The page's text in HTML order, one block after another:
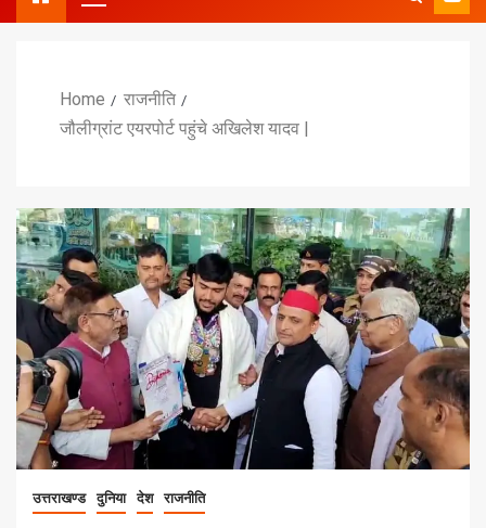
Home
राजनीति
जौलीग्रांट एयरपोर्ट पहुंचे अखिलेश यादव |
उत्तराखण्ड दुनिया देश राजनीति